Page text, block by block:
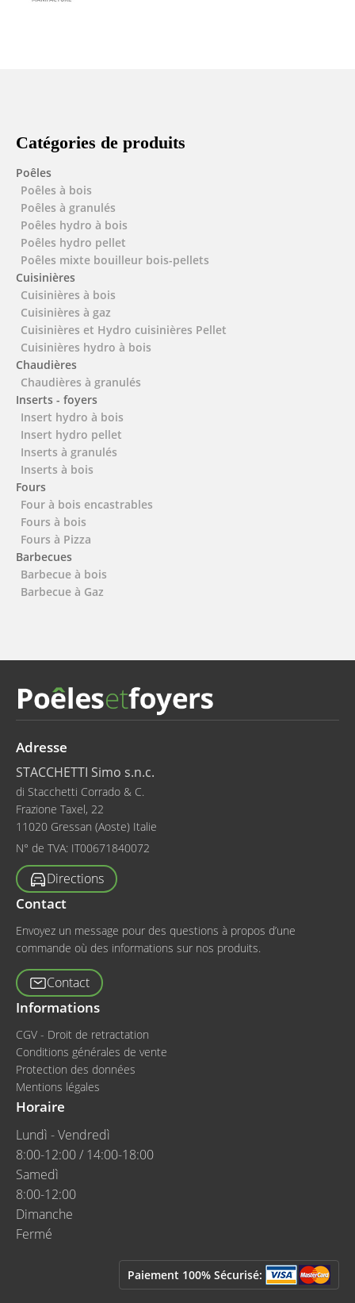
Catégories de produits
Poêles
Poêles à bois
Poêles à granulés
Poêles hydro à bois
Poêles hydro pellet
Poêles mixte bouilleur bois-pellets
Cuisinières
Cuisinières à bois
Cuisinières à gaz
Cuisinières et Hydro cuisinières Pellet
Cuisinières hydro à bois
Chaudières
Chaudières à granulés
Inserts - foyers
Insert hydro à bois
Insert hydro pellet
Inserts à granulés
Inserts à bois
Fours
Four à bois encastrables
Fours à bois
Fours à Pizza
Barbecues
Barbecue à bois
Barbecue à Gaz
Adresse
STACCHETTI Simo s.n.c.
di Stacchetti Corrado & C.
Frazione Taxel, 22
11020 Gressan (Aoste) Italie
N° de TVA: IT00671840072
Directions
Contact
Envoyez un message pour des questions à propos d’une
commande où des informations sur nos produits.
Contact
Informations
CGV - Droit de retractation
Conditions générales de vente
Protection des données
Mentions légales
Horaire
Lundì - Vendredì
8:00-12:00 / 14:00-18:00
Samedì
8:00-12:00
Dimanche
Fermé
Paiement 100% Sécurisé: